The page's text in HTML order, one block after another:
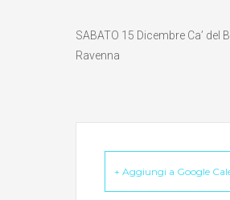
SABATO 15 Dicembre Ca’ del
Ravenna
+ Aggiungi a Google